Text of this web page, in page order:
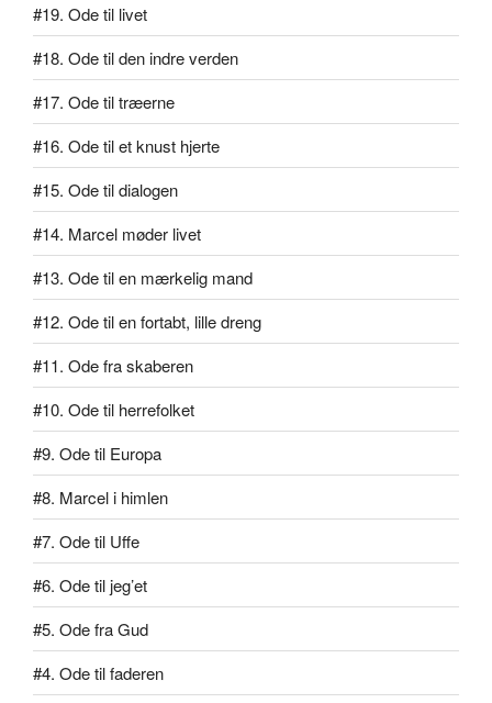
#19. Ode til livet
#18. Ode til den indre verden
#17. Ode til træerne
#16. Ode til et knust hjerte
#15. Ode til dialogen
#14. Marcel møder livet
#13. Ode til en mærkelig mand
#12. Ode til en fortabt, lille dreng
#11. Ode fra skaberen
#10. Ode til herrefolket
#9. Ode til Europa
#8. Marcel i himlen
#7. Ode til Uffe
#6. Ode til jeg’et
#5. Ode fra Gud
#4. Ode til faderen